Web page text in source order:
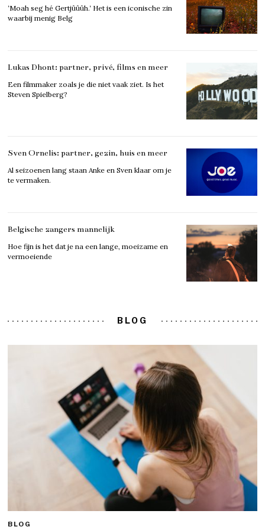
‘Moah seg hé Gertjûûûh.‘ Het is een iconische zin
waarbij menig Belg
Lukas Dhont: partner, privé, films en meer
Een filmmaker zoals je die niet vaak ziet. Is het
Steven Spielberg?
Sven Ornelis: partner, gezin, huis en meer
Al seizoenen lang staan Anke en Sven klaar om je
te vermaken.
Belgische zangers mannelijk
Hoe fijn is het dat je na een lange, moeizame en
vermoeiende
BLOG
BLOG